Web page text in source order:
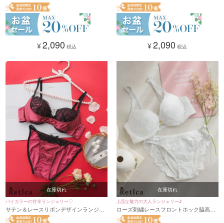
ラジャー&ショーツセット(ピンク)
(A~F,65~80)
¥2,090 税込
ブラジャー＆ショーツ2点セット(A～F/65
～80)
¥2,090 税込
在庫切れ
バイカラーの甘辛ランジェリー♡
サテン＆レースリボンデザインランジェ
リー2点セット(A～F/65～80)
在庫切れ
上品な魅力の大人ランジェリー♪
ローズ刺繍レースフロントホック脇高カ
ップブラジャー＆ショーツセット(ホワイ